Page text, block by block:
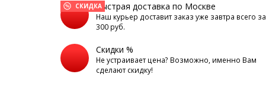
СКИДКАБыстрая доставка по Москве
Наш курьер доставит заказ уже завтра всего за
300 руб.
Скидки %
Не устраивает цена? Возможно, именно Вам
сделают скидку!